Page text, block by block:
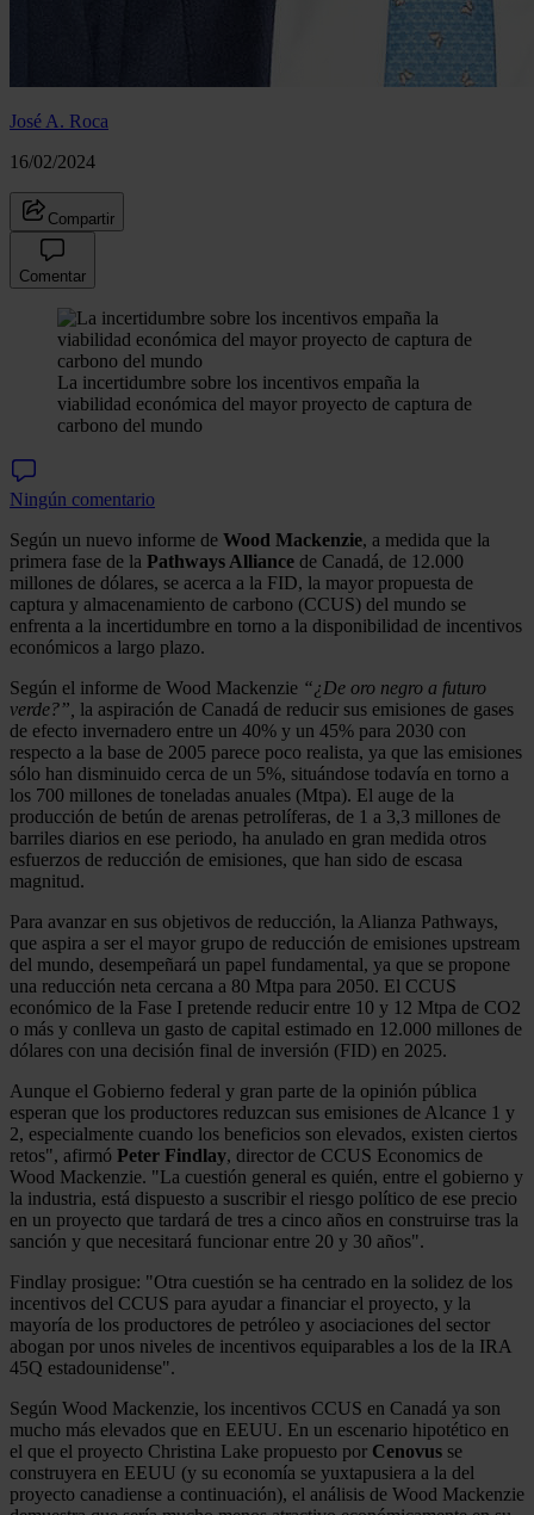
José A. Roca
16/02/2024
Compartir
Comentar
La incertidumbre sobre los incentivos empaña la
viabilidad económica del mayor proyecto de captura de
carbono del mundo
Ningún comentario
Según un nuevo informe de Wood Mackenzie, a medida que la
primera fase de la Pathways Alliance de Canadá, de 12.000
millones de dólares, se acerca a la FID, la mayor propuesta de
captura y almacenamiento de carbono (CCUS) del mundo se
enfrenta a la incertidumbre en torno a la disponibilidad de incentivos
económicos a largo plazo.
Según el informe de Wood Mackenzie “¿De oro negro a futuro
verde?”, la aspiración de Canadá de reducir sus emisiones de gases
de efecto invernadero entre un 40% y un 45% para 2030 con
respecto a la base de 2005 parece poco realista, ya que las emisiones
sólo han disminuido cerca de un 5%, situándose todavía en torno a
los 700 millones de toneladas anuales (Mtpa). El auge de la
producción de betún de arenas petrolíferas, de 1 a 3,3 millones de
barriles diarios en ese periodo, ha anulado en gran medida otros
esfuerzos de reducción de emisiones, que han sido de escasa
magnitud.
Para avanzar en sus objetivos de reducción, la Alianza Pathways,
que aspira a ser el mayor grupo de reducción de emisiones upstream
del mundo, desempeñará un papel fundamental, ya que se propone
una reducción neta cercana a 80 Mtpa para 2050. El CCUS
económico de la Fase I pretende reducir entre 10 y 12 Mtpa de CO2
o más y conlleva un gasto de capital estimado en 12.000 millones de
dólares con una decisión final de inversión (FID) en 2025.
Aunque el Gobierno federal y gran parte de la opinión pública
esperan que los productores reduzcan sus emisiones de Alcance 1 y
2, especialmente cuando los beneficios son elevados, existen ciertos
retos", afirmó Peter Findlay, director de CCUS Economics de
Wood Mackenzie. "La cuestión general es quién, entre el gobierno y
la industria, está dispuesto a suscribir el riesgo político de ese precio
en un proyecto que tardará de tres a cinco años en construirse tras la
sanción y que necesitará funcionar entre 20 y 30 años".
Findlay prosigue: "Otra cuestión se ha centrado en la solidez de los
incentivos del CCUS para ayudar a financiar el proyecto, y la
mayoría de los productores de petróleo y asociaciones del sector
abogan por unos niveles de incentivos equiparables a los de la IRA
45Q estadounidense".
Según Wood Mackenzie, los incentivos CCUS en Canadá ya son
mucho más elevados que en EEUU. En un escenario hipotético en
el que el proyecto Christina Lake propuesto por Cenovus se
construyera en EEUU (y su economía se yuxtapusiera a la del
proyecto canadiense a continuación), el análisis de Wood Mackenzie